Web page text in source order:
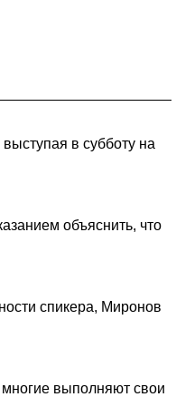
в субботу на
объяснить, что
спикера, Миронов
многие выполняют свои